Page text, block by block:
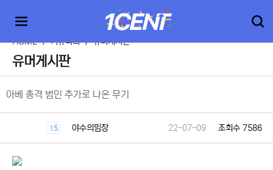
HOME > 커뮤니티 > 유머게시판
유머게시판
아베 총격 범인 추가로 나온 무기
15 야수의밈장 22-07-09 조회수 7586